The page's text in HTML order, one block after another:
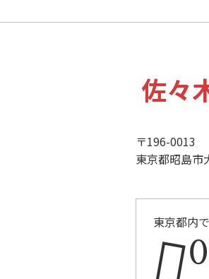
佐々
〒196-0013
東京都昭島市
東京都内